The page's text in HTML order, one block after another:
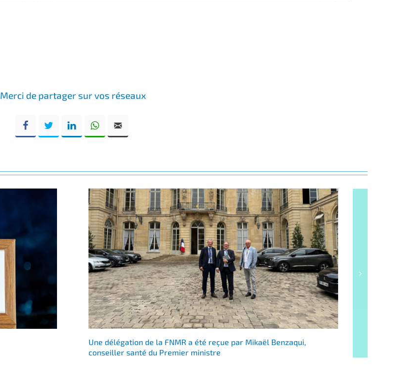
Merci de partager sur vos réseaux
Facebook Twitter LinkedIn WhatsApp
Une délégation de la FNMR a été reçue par Mikaël Benzaqui,
conseiller santé du Premier ministre